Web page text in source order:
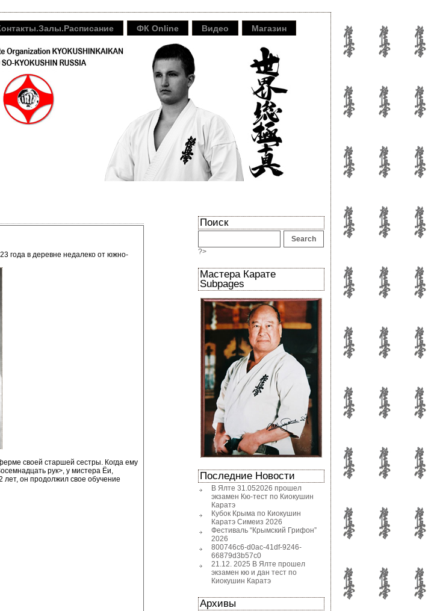
ФК Online Видео Магазин
года в деревне недалеко от южно-
своей старшей сестры. Когда ему
рук>, у мистера Ёи,
лет, он продолжил свое обучение
Поиск
?>
Мастера Карате
Subpages
Последние Новости
В Ялте 31.052026 прошел
экзамен Кю-тест по Киокушин
Каратэ
Кубок Крыма по Киокушин
Каратэ Симеиз 2026
Фестиваль “Крымский Грифон”
2026
800746c6-d0ac-41df-9246-
66879d3b57c0
21.12. 2025 В Ялте прошел
экзамен кю и дан тест по
Киокушин Каратэ
Архивы